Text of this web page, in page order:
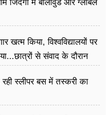
में बॉलीवुड और ग्लोबल
किया, विश्वविद्यालयों पर
से संवाद के दौरान
स्लीपर बस में तस्करी का